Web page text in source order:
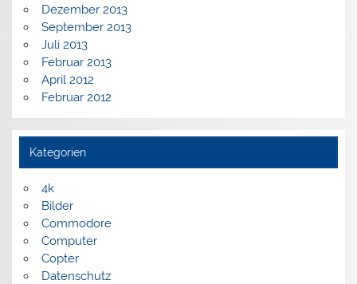
Dezember 2013
September 2013
Juli 2013
Februar 2013
April 2012
Februar 2012
Kategorien
4k
Bilder
Commodore
Computer
Copter
Datenschutz